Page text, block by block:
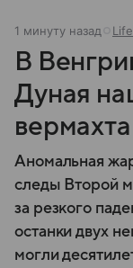
1 минуту назад
В
Дуная
вермахта
Аномальная
следы Второй
за резкого
останки двух
могли